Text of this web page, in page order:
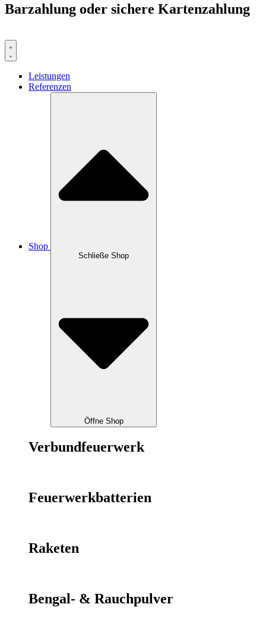
Barzahlung oder sichere Kartenzahlung
Leistungen
Referenzen
Shop
Schließe Shop
Öffne Shop
Verbundfeuerwerk
Feuerwerkbatterien
Raketen
Bengal- & Rauchpulver